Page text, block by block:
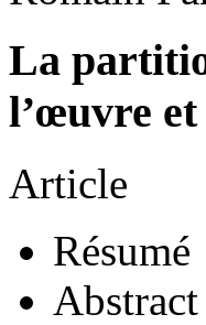
La
l’œuvre
Article
Résumé
Abstract